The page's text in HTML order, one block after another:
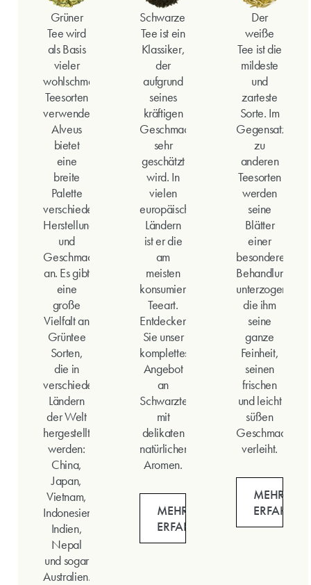
Grüner
Tee wird
als Basis
vieler
wohlschmeckender
Teesorten
verwendet.
Alveus
bietet
eine
breite
Palette
verschiedener
Herstellungsarten
und
Geschmacksrichtungen
an. Es gibt
eine
große
Vielfalt an
Grüntee
Sorten,
die in
verschiedenen
Ländern
der Welt
hergestellt
werden:
China,
Japan,
Vietnam,
Indonesien,
Indien,
Nepal
und sogar
Australien.
Schwarzer
Tee ist ein
Klassiker,
der
aufgrund
seines
kräftigen
Geschmacks
sehr
geschätzt
wird. In
vielen
europäischen
Ländern
ist er die
am
meisten
konsumierte
Teeart.
Entdecken
Sie unser
komplettes
Angebot
an
Schwarztees
mit
delikaten
natürlichen
Aromen.
MEHR
ERFAHREN
Der
weiße
Tee ist die
mildeste
und
zarteste
Sorte. Im
Gegensatz
zu
anderen
Teesorten
werden
seine
Blätter
einer
besonderen
Behandlung
unterzogen,
die ihm
seine
ganze
Feinheit,
seinen
frischen
und leicht
süßen
Geschmack
verleiht.
MEHR
ERFAHREN